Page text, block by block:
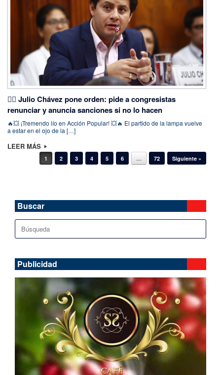
🕵️‍♂️ Julio Chávez pone orden: pide a congresistas
renunciar y anuncia sanciones si no lo hacen
🔥💥 ¡Tremendo lío en Acción Popular! 💥🔥 El partido de la lampa vuelve
a estar en el ojo de la […]
LEER MÁS
Navegador de artículos
1 2 3 4 5 6 … 72 Siguiente »
Buscar
Buscar:
Publicidad